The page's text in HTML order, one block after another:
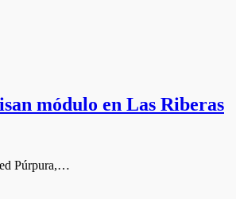
módulo en Las Riberas
Púrpura,…